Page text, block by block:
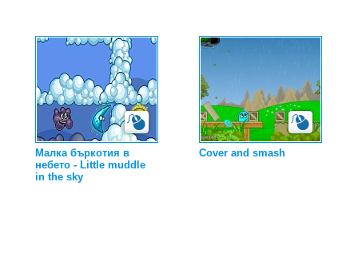
Малка бъркотия в
небето - Little muddle
in the sky
Cover and smash